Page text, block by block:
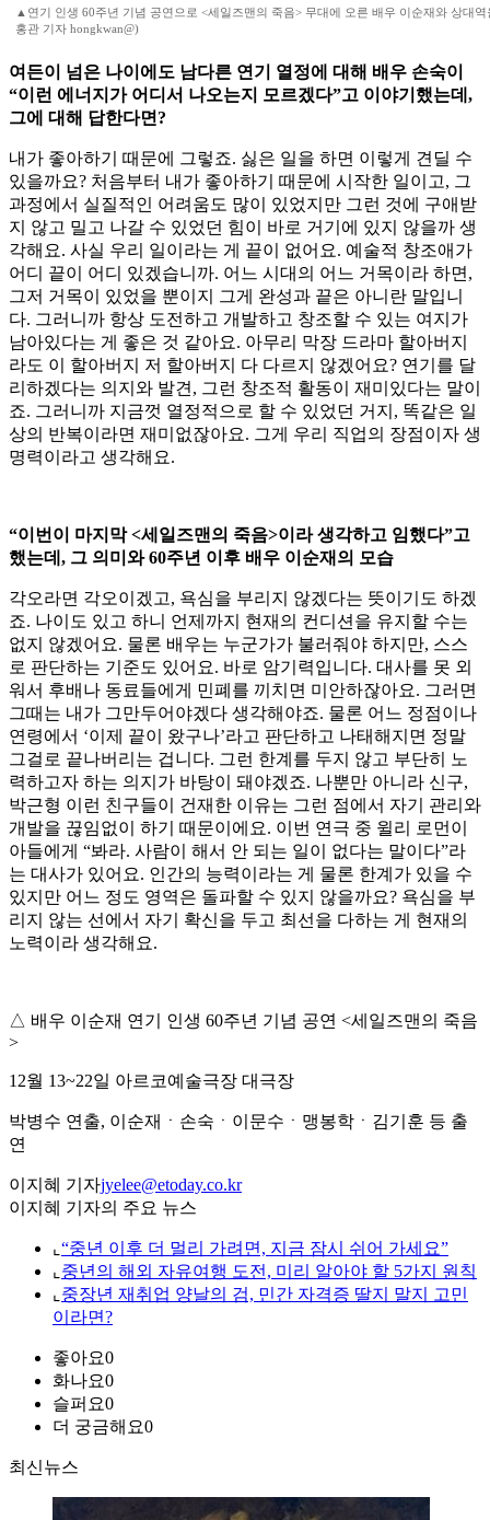
▲연기 인생 60주년 기념 공연으로 <세일즈맨의 죽음> 무대에 오른 배우 이순재와 상대
홍관 기자 hongkwan@)
여든이 넘은 나이에도 남다른 연기 열정에 대해 배우 손숙이
“이런 에너지가 어디서 나오는지 모르겠다”고 이야기했는데,
그에 대해 답한다면?
내가 좋아하기 때문에 그렇죠. 싫은 일을 하면 이렇게 견딜 수
있을까요? 처음부터 내가 좋아하기 때문에 시작한 일이고, 그
과정에서 실질적인 어려움도 많이 있었지만 그런 것에 구애받
지 않고 밀고 나갈 수 있었던 힘이 바로 거기에 있지 않을까 생
각해요. 사실 우리 일이라는 게 끝이 없어요. 예술적 창조애가
어디 끝이 어디 있겠습니까. 어느 시대의 어느 거목이라 하면,
그저 거목이 있었을 뿐이지 그게 완성과 끝은 아니란 말입니
다. 그러니까 항상 도전하고 개발하고 창조할 수 있는 여지가
남아있다는 게 좋은 것 같아요. 아무리 막장 드라마 할아버지
라도 이 할아버지 저 할아버지 다 다르지 않겠어요? 연기를 달
리하겠다는 의지와 발견, 그런 창조적 활동이 재미있다는 말이
죠. 그러니까 지금껏 열정적으로 할 수 있었던 거지, 똑같은 일
상의 반복이라면 재미없잖아요. 그게 우리 직업의 장점이자 생
명력이라고 생각해요.
“이번이 마지막 <세일즈맨의 죽음>이라 생각하고 임했다”고
했는데, 그 의미와 60주년 이후 배우 이순재의 모습
각오라면 각오이겠고, 욕심을 부리지 않겠다는 뜻이기도 하겠
죠. 나이도 있고 하니 언제까지 현재의 컨디션을 유지할 수는
없지 않겠어요. 물론 배우는 누군가가 불러줘야 하지만, 스스
로 판단하는 기준도 있어요. 바로 암기력입니다. 대사를 못 외
워서 후배나 동료들에게 민폐를 끼치면 미안하잖아요. 그러면
그때는 내가 그만두어야겠다 생각해야죠. 물론 어느 정점이나
연령에서 ‘이제 끝이 왔구나’라고 판단하고 나태해지면 정말
그걸로 끝나버리는 겁니다. 그런 한계를 두지 않고 부단히 노
력하고자 하는 의지가 바탕이 돼야겠죠. 나뿐만 아니라 신구,
박근형 이런 친구들이 건재한 이유는 그런 점에서 자기 관리와
개발을 끊임없이 하기 때문이에요. 이번 연극 중 윌리 로먼이
아들에게 “봐라. 사람이 해서 안 되는 일이 없다는 말이다”라
는 대사가 있어요. 인간의 능력이라는 게 물론 한계가 있을 수
있지만 어느 정도 영역은 돌파할 수 있지 않을까요? 욕심을 부
리지 않는 선에서 자기 확신을 두고 최선을 다하는 게 현재의
노력이라 생각해요.
△ 배우 이순재 연기 인생 60주년 기념 공연 <세일즈맨의 죽음
>
12월 13~22일 아르코예술극장 대극장
박병수 연출, 이순재ㆍ손숙ㆍ이문수ㆍ맹봉학ㆍ김기훈 등 출
연
이지혜 기자jyelee@etoday.co.kr
이지혜 기자의 주요 뉴스
⌞ “중년 이후 더 멀리 가려면, 지금 잠시 쉬어 가세요”
⌞ 중년의 해외 자유여행 도전, 미리 알아야 할 5가지 원칙
⌞ 중장년 재취업 양날의 검, 민간 자격증 딸지 말지 고민
이라면?
좋아요0
화나요0
슬퍼요0
더 궁금해요0
최신뉴스